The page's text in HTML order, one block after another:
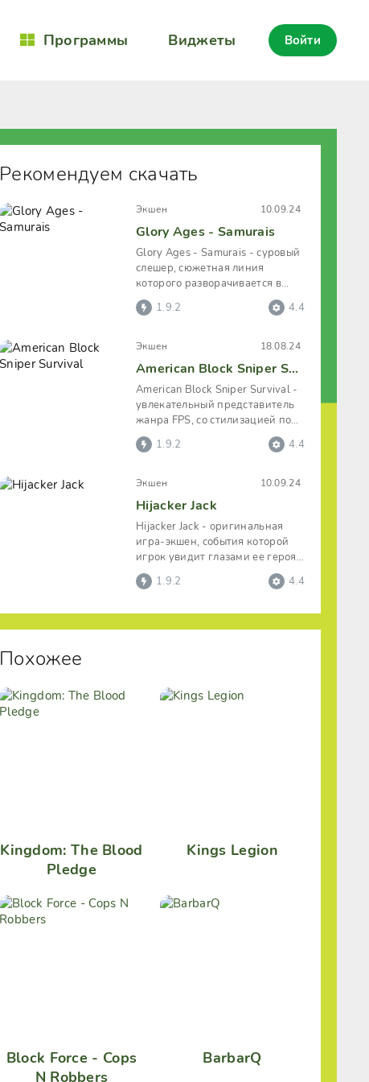
Программы Виджеты Войти
Рекомендуем скачать
Экшен 10.09.24
Glory Ages - Samurais
Glory Ages - Samurais - суровый
слешер, сюжетная линия
которого разворачивается в
средневековой Японии. И в
котором
1.9.2 4.4
Экшен 18.08.24
American Block Sniper Survival
American Block Sniper Survival -
увлекательный представитель
жанра FPS, со стилизацией под
олдскульную пиксельную
1.9.2 4.4
Экшен 10.09.24
Hijacker Jack
Hijacker Jack - оригинальная
игра-экшен, события которой
игрок увидит глазами ее героя.
Что является достаточно
1.9.2 4.4
Похожее
Kingdom: The Blood
Pledge
Kings Legion
Block Force - Cops
N Robbers
BarbarQ